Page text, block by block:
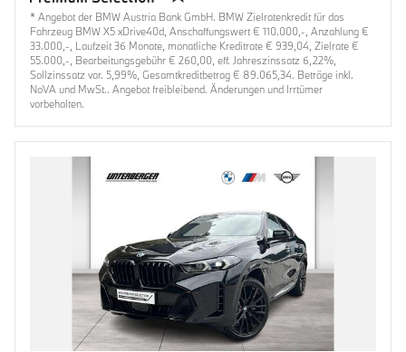
* Angebot der BMW Austria Bank GmbH. BMW Zielratenkredit für das
Fahrzeug BMW X5 xDrive40d, Anschaffungswert € 110.000,-, Anzahlung €
33.000,-, Laufzeit 36 Monate, monatliche Kreditrate € 939,04, Zielrate €
55.000,-, Bearbeitungsgebühr € 260,00, eff. Jahreszinssatz 6,22%,
Sollzinssatz var. 5,99%, Gesamtkreditbetrag € 89.065,34. Beträge inkl.
NoVA und MwSt.. Angebot freibleibend. Änderungen und Irrtümer
vorbehalten.